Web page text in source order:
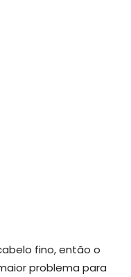
fino, então o
problema para